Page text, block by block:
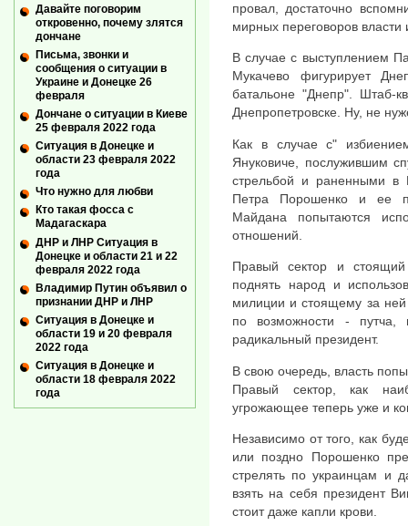
провал, достаточно
мирных переговоров
В случае с выступлением
Мукачево фигурирует
батальоне "Днепр". Штаб-
Днепропетровске. Ну, не
Как в случае с"
Януковиче, послужившим
стрельбой и раненными в
Петра Порошенко и ее
Майдана попытаются
отношений.
Правый сектор и
поднять народ и
милиции и стоящему за
по возможности - путча,
радикальный президент.
В свою очередь, власть
Правый сектор, как
угрожающее теперь уже и
Независимо от того, как
или поздно Порошенко
стрелять по украинцам и
взять на себя президент
стоит даже капли крови.
Давайте поговорим
откровенно, почему злятся
дончане
Письма, звонки и
сообщения о ситуации в
Украине и Донецке 26
февраля
Дончане о ситуации в Киеве
25 февраля 2022 года
Ситуация в Донецке и
области 23 февраля 2022
года
Что нужно для любви
Кто такая фосса с
Мадагаскара
ДНР и ЛНР Ситуация в
Донецке и области 21 и 22
февраля 2022 года
Владимир Путин объявил о
признании ДНР и ЛНР
Ситуация в Донецке и
области 19 и 20 февраля
2022 года
Ситуация в Донецке и
области 18 февраля 2022
года